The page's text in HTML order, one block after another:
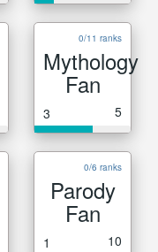
0/11 ranks
Mythology
Fan
3 5
0/6 ranks
Parody
Fan
1 10